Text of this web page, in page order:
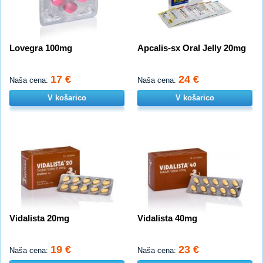
Lovegra 100mg
Naša cena: 17 €
V košarico
Apcalis-sx Oral Jelly 20mg
Naša cena: 24 €
V košarico
Vidalista 20mg
Naša cena: 19 €
Vidalista 40mg
Naša cena: 23 €